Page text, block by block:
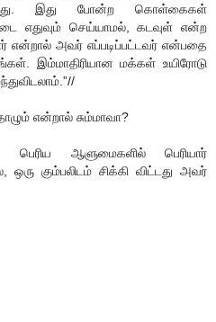
இது போன்ற கொள்கைகள்
எதுவும் செய்யாமல், கடவுள் என்ற
என்றால் அவர் எப்படிப்பட்டவர் என்பதை
இம்மாதிரியான மக்கள் உயிரோடு
என்றால் சும்மாவா?
பெரிய ஆளுமைகளில் பெரியார்
கும்பலிடம் சிக்கி விட்டது அவர்